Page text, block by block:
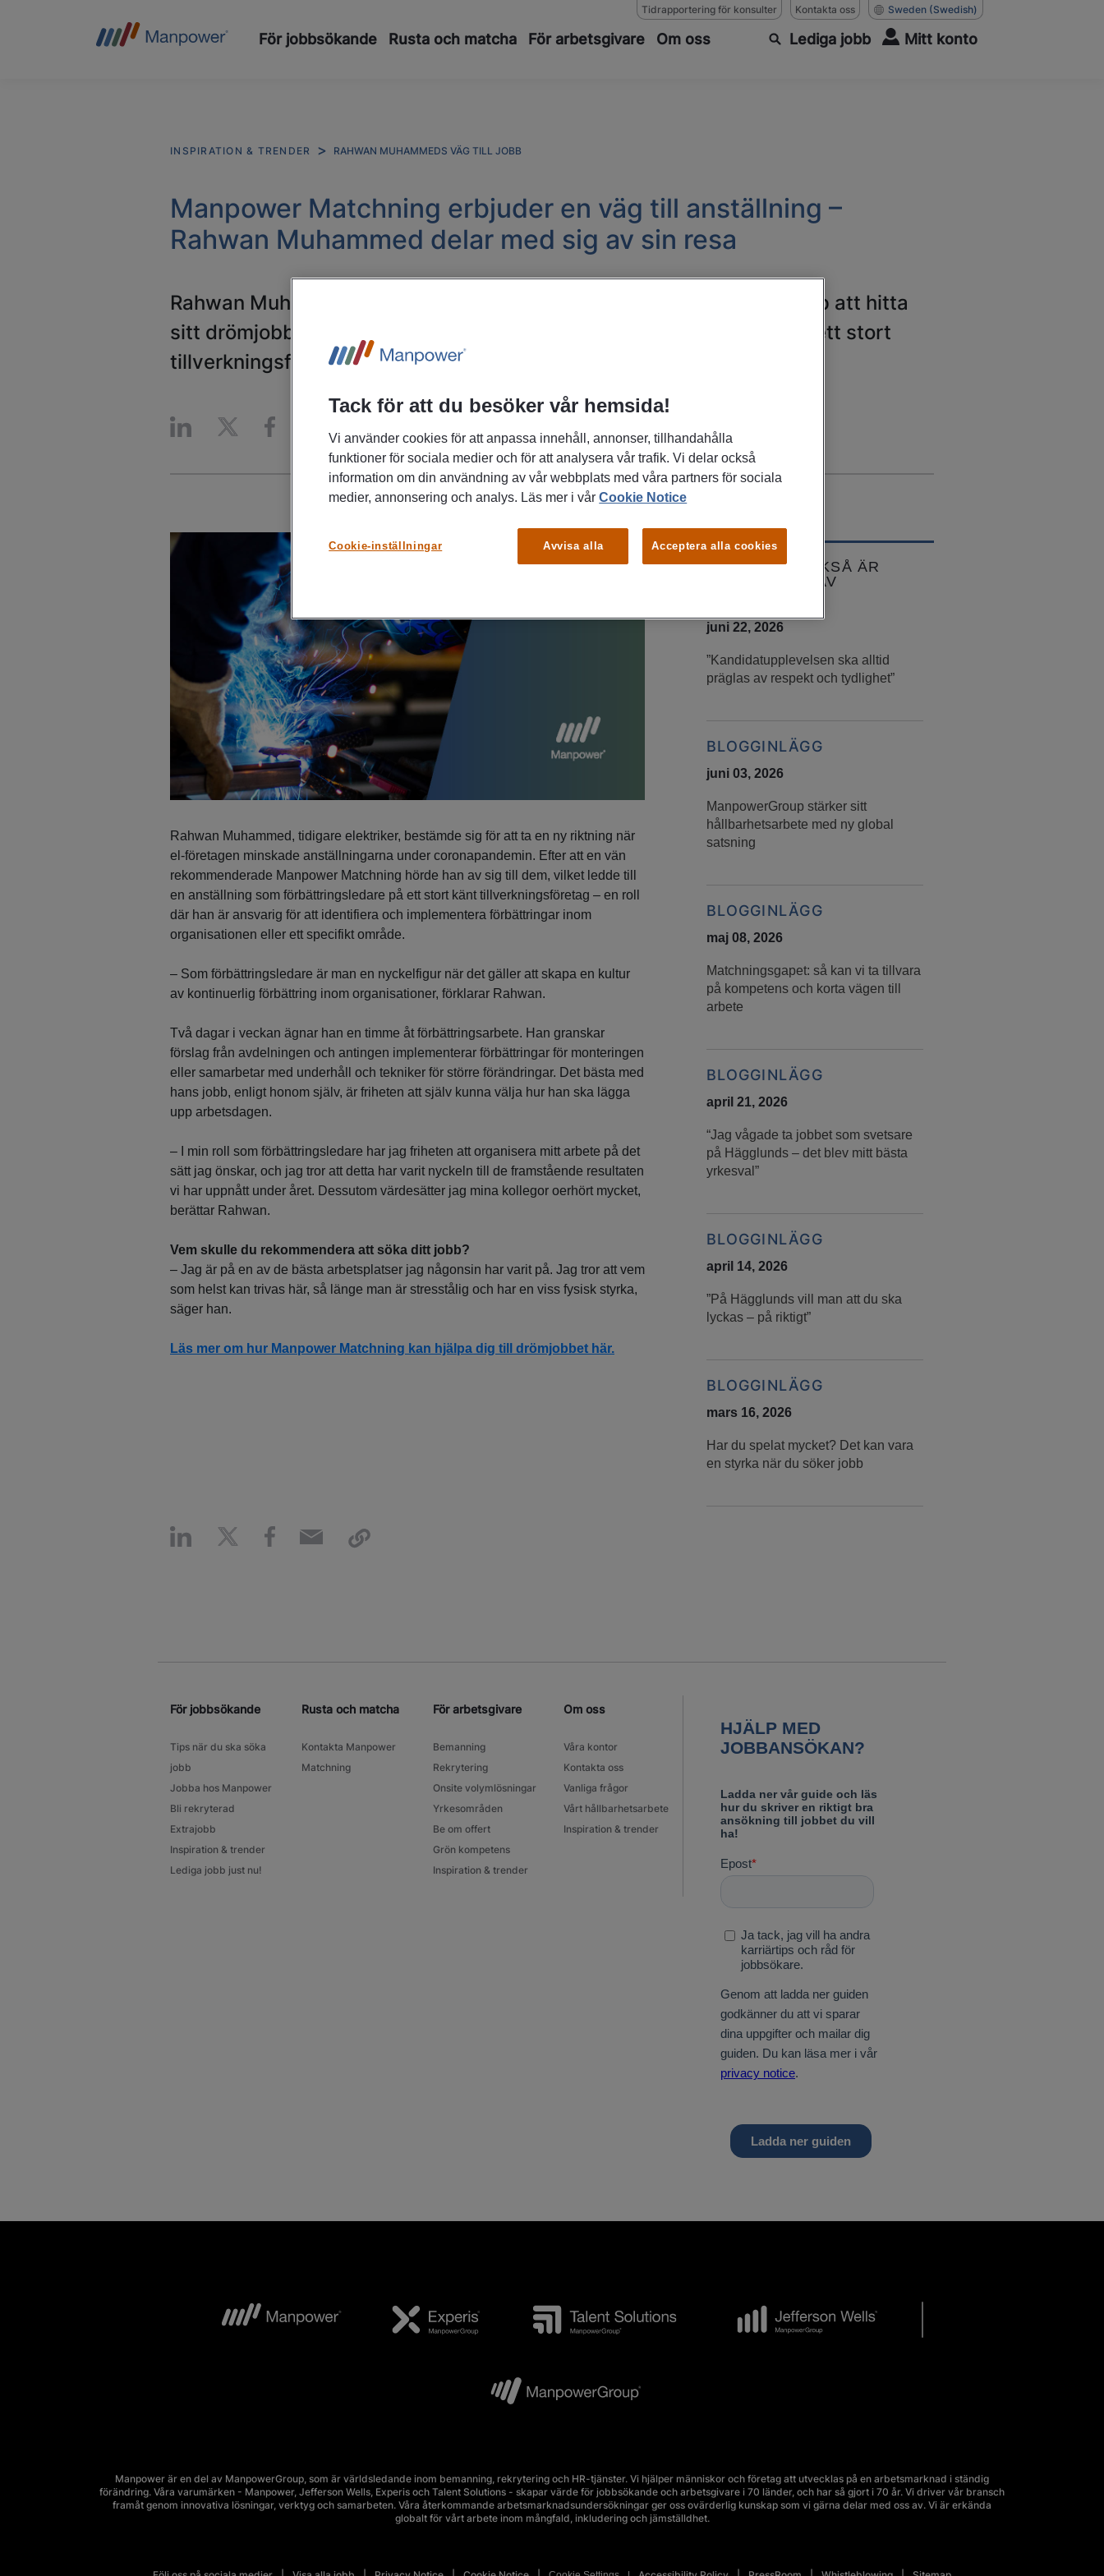
Tidrapportering för konsulter Kontakta oss Sweden (Swedish)
För jobbsökande Rusta och matcha För arbetsgivare Om oss Lediga jobb Mitt konto
INSPIRATION & TRENDER RAHWAN MUHAMMEDS VÄG TILL JOBB
Manpower Matchning erbjuder en väg till anställning –
Rahwan Muhammed delar med sig av sin resa
Rahwan Muhammed vände sig till Manpower Matchning för att få hjälp att hitta
sitt drömjobb. Idag jobbar han som förbättringsledare och montör på ett stort
tillverkningsföretag. Här berättar han om sin roll och vägen dit.
Rahwan Muhammed, tidigare elektriker, bestämde sig för att ta en ny riktning när
el-företagen minskade anställningarna under coronapandemin. Efter att en vän
rekommenderade Manpower Matchning hörde han av sig till dem, vilket ledde till
en anställning som förbättringsledare på ett stort känt tillverkningsföretag – en roll
där han är ansvarig för att identifiera och implementera förbättringar inom
organisationen eller ett specifikt område.
– Som förbättringsledare är man en nyckelfigur när det gäller att skapa en kultur
av kontinuerlig förbättring inom organisationer, förklarar Rahwan.
Två dagar i veckan ägnar han en timme åt förbättringsarbete. Han granskar
förslag från avdelningen och antingen implementerar förbättringar för monteringen
eller samarbetar med underhåll och tekniker för större förändringar. Det bästa med
hans jobb, enligt honom själv, är friheten att själv kunna välja hur han ska lägga
upp arbetsdagen.
– I min roll som förbättringsledare har jag friheten att organisera mitt arbete på det
sätt jag önskar, och jag tror att detta har varit nyckeln till de framstående resultaten
vi har uppnått under året. Dessutom värdesätter jag mina kollegor oerhört mycket,
berättar Rahwan.
Vem skulle du rekommendera att söka ditt jobb?
– Jag är på en av de bästa arbetsplatser jag någonsin har varit på. Jag tror att vem
som helst kan trivas här, så länge man är stresstålig och har en viss fysisk styrka,
säger han.
Läs mer om hur Manpower Matchning kan hjälpa dig till drömjobbet här.
DU KANSKE OCKSÅ ÄR
INTRESSERAD AV
juni 22, 2026
”Kandidatupplevelsen ska alltid
präglas av respekt och tydlighet”
BLOGGINLÄGG
juni 03, 2026
ManpowerGroup stärker sitt
hållbarhetsarbete med ny global
satsning
BLOGGINLÄGG
maj 08, 2026
Matchningsgapet: så kan vi ta tillvara
på kompetens och korta vägen till
arbete
BLOGGINLÄGG
april 21, 2026
“Jag vågade ta jobbet som svetsare
på Hägglunds – det blev mitt bästa
yrkesval”
BLOGGINLÄGG
april 14, 2026
”På Hägglunds vill man att du ska
lyckas – på riktigt”
BLOGGINLÄGG
mars 16, 2026
Har du spelat mycket? Det kan vara
en styrka när du söker jobb
För jobbsökande
Tips när du ska söka
jobb
Jobba hos Manpower
Bli rekryterad
Extrajobb
Inspiration & trender
Lediga jobb just nu!
Rusta och matcha
Kontakta Manpower
Matchning
För arbetsgivare
Bemanning
Rekrytering
Onsite volymlösningar
Yrkesområden
Be om offert
Grön kompetens
Inspiration & trender
Om oss
Våra kontor
Kontakta oss
Vanliga frågor
Vårt hållbarhetsarbete
Inspiration & trender
Manpower är en del av ManpowerGroup, som är världsledande inom bemanning, rekrytering och HR-tjänster. Vi hjälper människor och företag att utvecklas på en arbetsmarknad i ständig
förändring. Våra varumärken - Manpower, Jefferson Wells, Experis och Talent Solutions - skapar värde för jobbsökande och arbetsgivare i 70 länder, och har så gjort i 70 år. Vi driver vår bransch
framåt genom innovativa lösningar, verktyg och samarbeten. Våra återkommande arbetsmarknadsundersökningar ger oss ovärderlig kunskap som vi gärna delar med oss av. Vi är erkända
globalt för vårt arbete inom mångfald, inkludering och jämställdhet.
Tack för att du besöker vår hemsida!
Vi använder cookies för att anpassa innehåll, annonser, tillhandahålla
funktioner för sociala medier och för att analysera vår trafik. Vi delar också
information om din användning av vår webbplats med våra partners för sociala
medier, annonsering och analys. Läs mer i vårCookie Notice
Avvisa alla Acceptera alla cookies
Cookie-inställningar